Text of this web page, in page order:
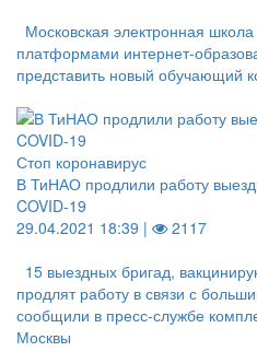
Московская электронная
платформами интернет-
представить новый обучающий
Стоп коронавирус
В ТиНАО продлили работу
COVID-19
29.04.2021 18:39 |
2117
15 выездных бригад,
продлят работу в связи с
сообщили в пресс-службе
Москвы